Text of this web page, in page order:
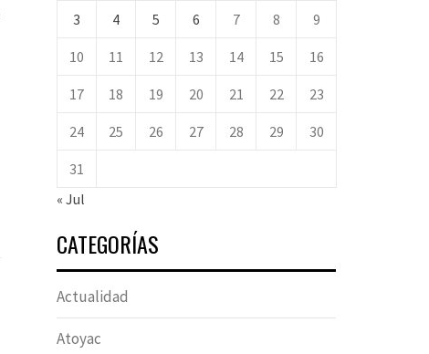
3 4 5 6 7 8 9
10 11 12 13 14 15 16
17 18 19 20 21 22 23
24 25 26 27 28 29 30
31
« Jul
CATEGORÍAS
Actualidad
Atoyac